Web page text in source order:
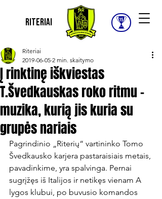
Riteriai
Į rinktinę iškviestas
T.Švedkauskas roko ritmu –
muzika, kurią jis kuria su
grupės nariais
Riteriai
2019-06-05 2 min. skaitymo
Pagrindinio „Riterių“ vartininko Tomo
Švedkausko karjera pastaraisiais metais,
pavadinkime, yra spalvinga. Pernai
sugrįžęs iš Italijos ir netikęs vienam A
lygos klubui, po buvusio komandos